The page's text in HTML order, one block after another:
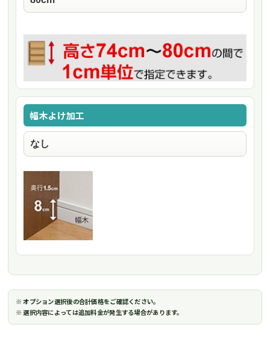
幅木よけ加工
※ オプション選択後の合計価格をご確認ください。
※ 選択内容によっては追加料金が発生する場合があります。